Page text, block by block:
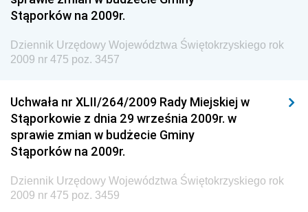
Dziennik Urzędowy Wyższego Urzędu Górniczego
Dziennik Urzędowy Prezesa Urzędu Transportu
Kolejowego
Technologii
Dziennik Urzędowy Ministra Inwestycji i Rozwoju
Dziennik Urzędowy Naczelnego Dyrektora Archiwów
Państwowych
Dziennik Urzędowy Ministra Finansów, Inwestycji i
Rozwoju
Stąporków na 2009r.
Dziennik Urzędowy Województwa Świętokrzyskiego rok
2009 nr 475 poz. 3457
Uchwała nr XLII/264/2009 Rady Miejskiej w
Stąporkowie z dnia 29 września 2009r. w
sprawie zmian w budżecie Gminy
Stąporków na 2009r.
Dziennik Urzędowy Województwa Świętokrzyskiego rok
2009 nr 475 poz. 3459